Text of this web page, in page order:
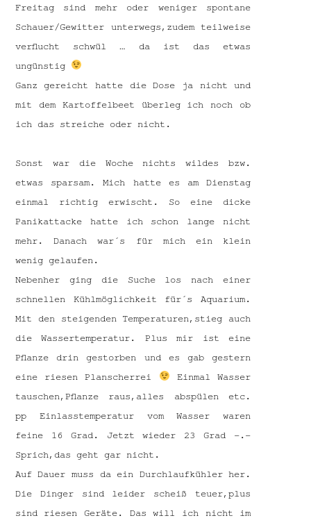
Freitag sind mehr oder weniger spontane
Schauer/Gewitter unterwegs,zudem teilweise
verflucht schwül … da ist das etwas
ungünstig
Ganz gereicht hatte die Dose ja nicht und
mit dem Kartoffelbeet überleg ich noch ob
ich das streiche oder nicht.
Sonst war die Woche nichts wildes bzw.
etwas sparsam. Mich hatte es am Dienstag
einmal richtig erwischt. So eine dicke
Panikattacke hatte ich schon lange nicht
mehr. Danach war´s für mich ein klein
wenig gelaufen.
Nebenher ging die Suche los nach einer
schnellen Kühlmöglichkeit für´s Aquarium.
Mit den steigenden Temperaturen,stieg auch
die Wassertemperatur. Plus mir ist eine
Pflanze drin gestorben und es gab gestern
eine riesen Planscherrei
Einmal Wasser
tauschen,Pflanze raus,alles abspülen etc.
pp Einlasstemperatur vom Wasser waren
feine 16 Grad. Jetzt wieder 23 Grad -.-
Sprich,das geht gar nicht.
Auf Dauer muss da ein Durchlaufkühler her.
Die Dinger sind leider scheiß teuer,plus
sind riesen Geräte. Das will ich nicht im